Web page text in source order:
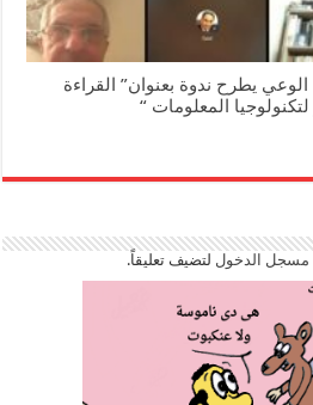
يطرح ندوة بعنوان” القراءة
المعلومات “
مسجل الدخوللتضيف تعليقاً.